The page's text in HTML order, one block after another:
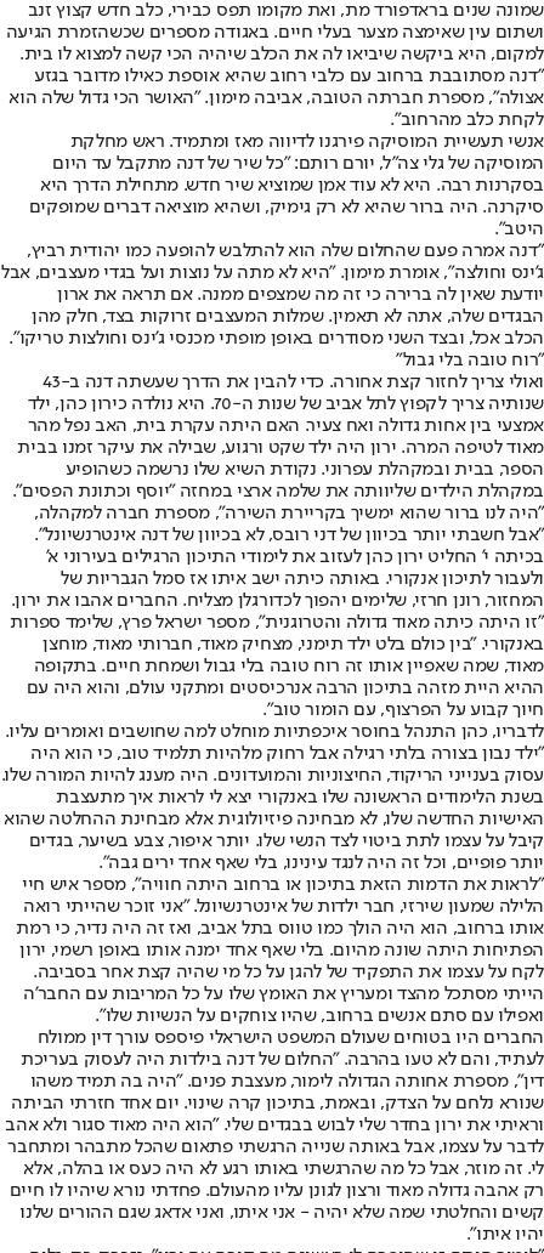
שמונה שנים בראדפורד מת, ואת מקומו תפס כבירי, כלב חדש קצוץ זנב
ושתום עין שאימצה מצער בעלי חיים. באגודה מספרים שכשהזמרת הגיעה
למקום, היא ביקשה שיביאו לה את הכלב שיהיה הכי קשה למצוא לו בית.
"דנה מסתובבת ברחוב עם כלבי רחוב שהיא אוספת כאילו מדובר בגזע
אצולה", מספרת חברתה הטובה, אביבה מימון. "האושר הכי גדול שלה הוא
לקחת כלב מהרחוב".
אנשי תעשיית המוסיקה פירגנו לדיווה מאז ומתמיד. ראש מחלקת
המוסיקה של גלי צה"ל, יורם רותם: "כל שיר של דנה מתקבל עד היום
בסקרנות רבה. היא לא עוד אמן שמוציא שיר חדש. מתחילת הדרך היא
סיקרנה. היה ברור שהיא לא רק גימיק, ושהיא מוציאה דברים שמופקים
היטב".
"דנה אמרה פעם שהחלום שלה הוא להתלבש להופעה כמו יהודית רביץ,
ג'ינס וחולצה", אומרת מימון. "היא לא מתה על נוצות ועל בגדי מעצבים, אבל
יודעת שאין לה ברירה כי זה מה שמצפים ממנה. אם תראה את ארון
הבגדים שלה, אתה לא תאמין. שמלות המעצבים זרוקות בצד, חלק מהן
הכלב אכל, ובצד השני מסודרים באופן מופתי מכנסי ג'ינס וחולצות טריקו".
"רוח טובה בלי גבול"
ואולי צריך לחזור קצת אחורה. כדי להבין את הדרך שעשתה דנה ב-43
שנותיה צריך לקפוץ לתל אביב של שנות ה-70. היא נולדה כירון כהן, ילד
אמצעי בין אחות גדולה ואח צעיר. האם היתה עקרת בית, האב נפל מהר
מאוד לטיפה המרה. ירון היה ילד שקט ורגוע, שבילה את עיקר זמנו בבית
הספר, בבית ובמקהלת עפרוני. נקודת השיא שלו נרשמה כשהופיע
במקהלת הילדים שליוותה את שלמה ארצי במחזה "יוסף וכתונת הפסים".
"היה לנו ברור שהוא ימשיך בקריירת השירה", מספרת חברה למקהלה,
"אבל חשבתי יותר בכיוון של דני רובס, לא בכיוון של דנה אינטרנשיונל".
בכיתה י' החליט ירון כהן לעזוב את לימודי התיכון הרגילים בעירוני א'
ולעבור לתיכון אנקורי. באותה כיתה ישב איתו אז סמל הגבריות של
המחזור, רונן חרזי, שלימים יהפוך לכדורגלן מצליח. החברים אהבו את ירון.
"זו היתה כיתה מאוד גדולה והטרוגנית", מספר ישראל פרץ, שלימד ספרות
באנקורי. "בין כולם בלט ילד תימני, מצחיק מאוד, חברותי מאוד, מוחצן
מאוד, שמה שאפיין אותו זה רוח טובה בלי גבול ושמחת חיים. בתקופה
ההיא היית מזהה בתיכון הרבה אנרכיסטים ומתקני עולם, והוא היה עם
חיוך קבוע על הפרצוף, עם הומור טוב".
לדבריו, כהן התנהל בחוסר איכפתיות מוחלט למה שחושבים ואומרים עליו.
"ילד נבון בצורה בלתי רגילה אבל רחוק מלהיות תלמיד טוב, כי הוא היה
עסוק בענייני הריקוד, החיצוניות והמועדונים. היה מענג להיות המורה שלו.
בשנת הלימודים הראשונה שלו באנקורי יצא לי לראות איך מתעצבת
האישיות החדשה שלו, לא מבחינה פיזיולוגית אלא מבחינת ההחלטה שהוא
קיבל על עצמו לתת ביטוי לצד הנשי שלו. יותר איפור, צבע בשיער, בגדים
יותר פופיים, וכל זה היה לנגד עינינו, בלי שאף אחד ירים גבה".
"לראות את הדמות הזאת בתיכון או ברחוב היתה חוויה", מספר איש חיי
הלילה שמעון שירזי, חבר ילדות של אינטרנשיונל. "אני זוכר שהייתי רואה
אותו ברחוב, הוא היה הולך כמו טווס בתל אביב, ואז זה היה נדיר, כי רמת
הפתיחות היתה שונה מהיום. בלי שאף אחד ימנה אותו באופן רשמי, ירון
לקח על עצמו את התפקיד של להגן על כל מי שהיה קצת אחר בסביבה.
הייתי מסתכל מהצד ומעריץ את האומץ שלו על כל המריבות עם החבר'ה
ואפילו עם סתם אנשים ברחוב, שהיו צוחקים על הנשיות שלו".
החברים היו בטוחים שעולם המשפט הישראלי פיספס עורך דין ממולח
לעתיד, והם לא טעו בהרבה. "החלום של דנה בילדות היה לעסוק בעריכת
דין", מספרת אחותה הגדולה לימור, מעצבת פנים. "היה בה תמיד משהו
שנורא נלחם על הצדק, ובאמת, בתיכון קרה שינוי. יום אחד חזרתי הביתה
וראיתי את ירון בחדר שלי לבוש בבגדים שלי. "הוא היה מאוד סגור ולא אהב
לדבר על עצמו, אבל באותה שנייה הרגשתי פתאום שהכל מתבהר ומתחבר
לי. זה מוזר, אבל כל מה שהרגשתי באותו רגע לא היה כעס או בהלה, אלא
רק אהבה גדולה מאוד ורצון לגונן עליו מהעולם. פחדתי נורא שיהיו לו חיים
קשים והחלטתי שמה שלא יהיה - אני איתו, ואני אדאג שגם ההורים שלנו
יהיו איתו".